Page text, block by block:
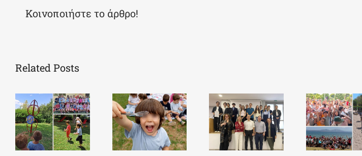
Κοινοποιήστε το άρθρο!
Related Posts